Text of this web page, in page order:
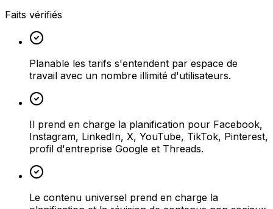
Faits vérifiés
Planable les tarifs s'entendent par espace de
travail avec un nombre illimité d'utilisateurs.
Il prend en charge la planification pour Facebook,
Instagram, LinkedIn, X, YouTube, TikTok, Pinterest,
profil d'entreprise Google et Threads.
Le contenu universel prend en charge la